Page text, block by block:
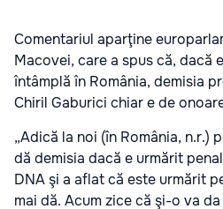
Comentariul aparţine
Macovei, care a spus că, dacă
întâmplă în România, demisia
Chiril Gaburici chiar e de
„Adică la noi (în România, n.r.)
dă demisia dacă e urmărit
DNA şi a aflat că este urmărit
mai dă. Acum zice că şi-o va